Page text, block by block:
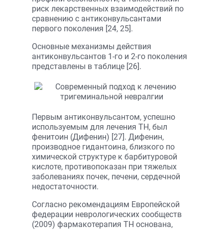
риск лекарственных взаимодействий по
сравнению с антиконвульсантами
первого поколения [24, 25].
Основные механизмы действия
антиконвульсантов 1-го и 2-го поколения
представлены в таблице [26].
Первым антиконвульсантом, успешно
используемым для лечения ТН, был
фенитоин (Дифенин) [27]. Дифенин,
производное гидантоина, близкого по
химической структуре к барбитуровой
кислоте, противопоказан при тяжелых
заболеваниях почек, печени, сердечной
недостаточности.
Согласно рекомендациям Европей­ской
федерации неврологических сообществ
(2009) фармакотерапия ТН основана,